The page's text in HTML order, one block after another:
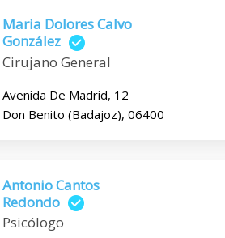
Maria Dolores Calvo
González
Cirujano General
Avenida De Madrid, 12
Don Benito (Badajoz), 06400
Antonio Cantos
Redondo
Psicólogo